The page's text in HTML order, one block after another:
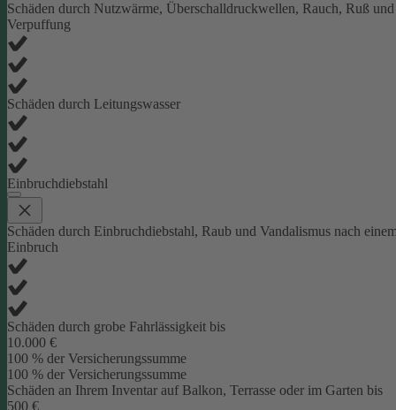
Schäden durch Nutzwärme, Überschalldruckwellen, Rauch, Ruß und
Verpuffung
Schäden durch Leitungswasser
Einbruchdiebstahl
Schäden durch Einbruchdiebstahl, Raub und Vandalismus nach
Einbruch
Schäden durch grobe Fahrlässigkeit bis
10.000 €
100 % der Versicherungssumme
100 % der Versicherungssumme
Schäden an Ihrem Inventar auf Balkon, Terrasse oder im Garten bis
500 €